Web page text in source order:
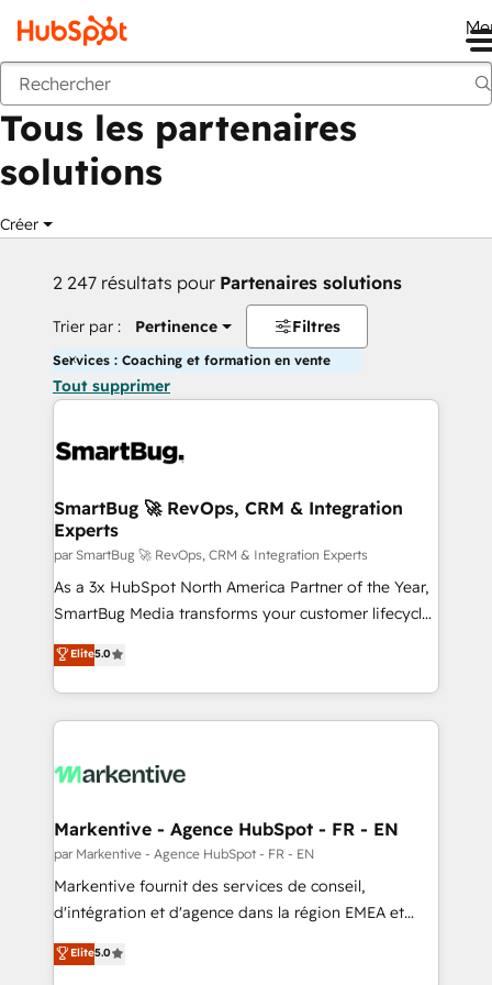
Retour
Tous les partenaires
solutions
Créer
2 247 résultats pour Partenaires solutions
Trier par : Pertinence Filtres
Services : Coaching et formation en vente
Tout supprimer
SmartBug 🚀 RevOps, CRM & Integration
Experts
par SmartBug 🚀 RevOps, CRM & Integration Experts
As a 3x HubSpot North America Partner of the Year,
SmartBug Media transforms your customer lifecycle
into a revenue engine. Our unified ecosystem
includes specialized divisions Globalia (AI &
Software) and Point Success Media (Paid Media),
making this the official home for all three brands. 🔄
and system integrations powered by Globalia’s
trainers to drive platform adoption. 📈 Revenue
Generation - Full-funnel marketing and high-
performance advertising via Point Success Media. -
Expert deployment of Breeze AI and custom agents
accreditations and deep HIPAA-compliance
Elite5.0
Markentive - Agence HubSpot - FR - EN
par Markentive - Agence HubSpot - FR - EN
Markentive fournit des services de conseil,
d'intégration et d'agence dans la région EMEA et
North America. Avec plus de 115 experts en
marketing automation, Growth, Revops, CRM et
Elite5.0